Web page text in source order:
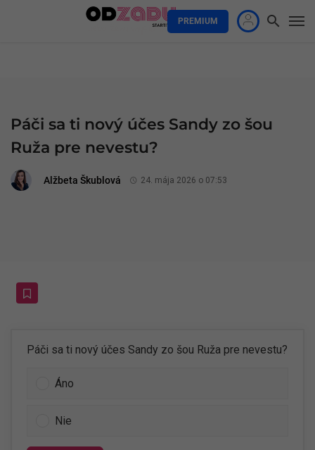
PREMIUM
Páči sa ti nový účes Sandy zo šou
Ruža pre nevestu?
Alžbeta Škublová 24. mája 2026 o 07:53
Páči sa ti nový účes Sandy zo šou Ruža pre nevestu?
Áno
Nie